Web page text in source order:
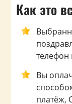
Как это
телефон
Вы
платёж,